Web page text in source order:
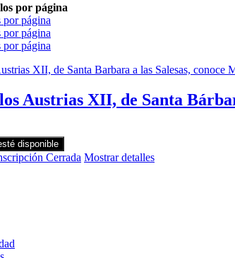
por página
página
página
página
Austrias XII, de Santa
disponible
Cerrada Mostrar detalles